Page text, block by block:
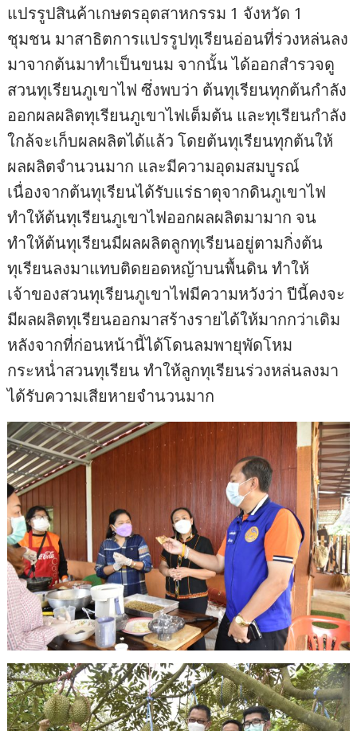
แปรรูปสินค้าเกษตรอุตสาหกรรม 1 จังหวัด 1
ชุมชน มาสาธิตการแปรรูปทุเรียนอ่อนที่ร่วงหล่นลง
มาจากต้นมาทำเป็นขนม จากนั้น ได้ออกสำรวจดู
สวนทุเรียนภูเขาไฟ ซึ่งพบว่า ต้นทุเรียนทุกต้นกำลัง
ออกผลผลิตทุเรียนภูเขาไฟเต็มต้น และทุเรียนกำลัง
ใกล้จะเก็บผลผลิตได้แล้ว โดยต้นทุเรียนทุกต้นให้
ผลผลิตจำนวนมาก และมีความอุดมสมบูรณ์
เนื่องจากต้นทุเรียนได้รับแร่ธาตุจากดินภูเขาไฟ
ทำให้ต้นทุเรียนภูเขาไฟออกผลผลิตมามาก จน
ทำให้ต้นทุเรียนมีผลผลิตลูกทุเรียนอยู่ตามกิ่งต้น
ทุเรียนลงมาแทบติดยอดหญ้าบนพื้นดิน ทำให้
เจ้าของสวนทุเรียนภูเขาไฟมีความหวังว่า ปีนี้คงจะ
มีผลผลิตทุเรียนออกมาสร้างรายได้ให้มากกว่าเดิม
หลังจากที่ก่อนหน้านี้ได้โดนลมพายุพัดโหม
กระหน่ำสวนทุเรียน ทำให้ลูกทุเรียนร่วงหล่นลงมา
ได้รับความเสียหายจำนวนมาก